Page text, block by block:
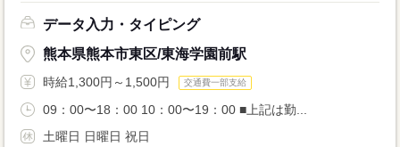
データ入力・タイピング
熊本県熊本市東区/東海学園前駅
時給1,300円～1,500円 交通費一部支給
09：00〜18：00 10：00〜19：00 ■上記は勤...
土曜日 日曜日 祝日